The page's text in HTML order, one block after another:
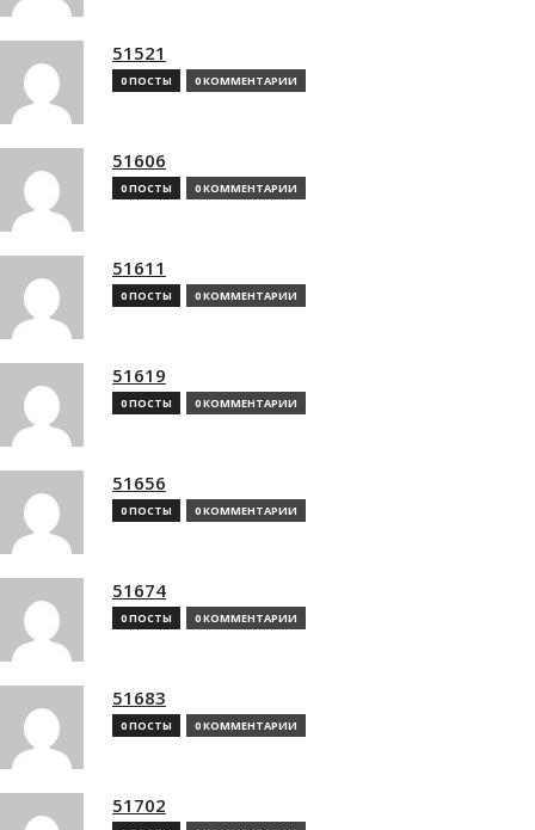
51521
0 ПОСТЫ 0 КОММЕНТАРИИ
51606
0 ПОСТЫ 0 КОММЕНТАРИИ
51611
0 ПОСТЫ 0 КОММЕНТАРИИ
51619
0 ПОСТЫ 0 КОММЕНТАРИИ
51656
0 ПОСТЫ 0 КОММЕНТАРИИ
51674
0 ПОСТЫ 0 КОММЕНТАРИИ
51683
0 ПОСТЫ 0 КОММЕНТАРИИ
51702